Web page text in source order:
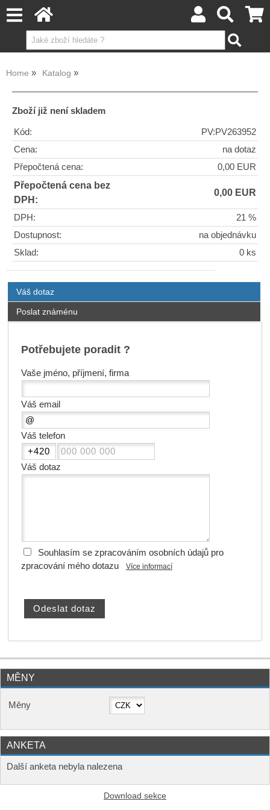
Home Katalog
Zboží již není skladem
Kód:
PV:PV263952
Cena:
na dotaz
Přepočtená cena:
0,00 EUR
Přepočtená cena bez
DPH:
0,00 EUR
DPH:
21 %
Dostupnost:
na objednávku
Sklad:
0 ks
Váš dotaz
Poslat známénu
Potřebujete poradit ?
Vaše jméno, příjmení, firma
Váš email
Váš telefon
Váš dotaz
Souhlasím se zpracováním osobních údajů pro
zpracování mého dotazu
Více informací
MĚNY
Měny
ANKETA
Další anketa nebyla nalezena
Download sekce